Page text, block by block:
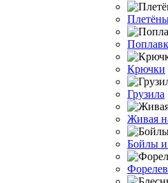
Крючки
Грузила
Живая
Бойлы и